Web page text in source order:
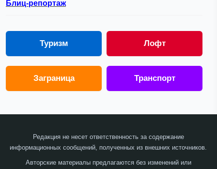
Блиц-репортаж
Туризм Лофт
Заграница Транспорт
Редакция не несет ответственность за содержание
информационных сообщений, полученных из внешних источников.
Авторские материалы предлагаются без изменений или